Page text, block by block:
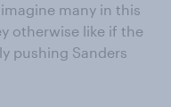
many in this
otherwise like if the
pushing Sanders